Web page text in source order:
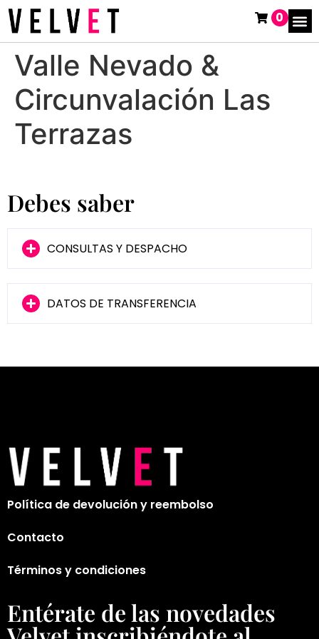
0
Valle Nevado &
Circunvalación Las
Terrazas
Debes saber
CONSULTAS Y DESPACHO
DATOS DE TRANSFERENCIA
Política de devolución y reembolso
Contacto
Términos y condiciones
Entérate de las novedades